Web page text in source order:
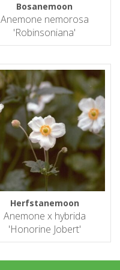
Bosanemoon
Anemone nemorosa
'Robinsoniana'
Herfstanemoon
Anemone x hybrida
'Honorine Jobert'